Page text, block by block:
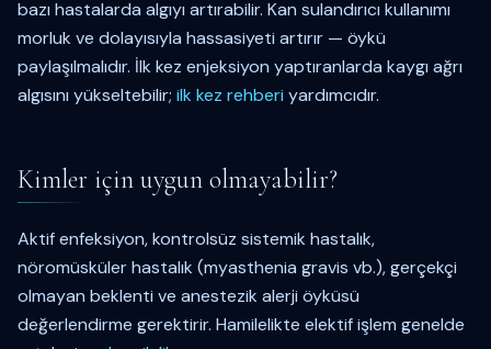
bazı hastalarda algıyı artırabilir. Kan sulandırıcı kullanımı
morluk ve dolayısıyla hassasiyeti artırır — öykü
paylaşılmalıdır. İlk kez enjeksiyon yaptıranlarda kaygı ağrı
algısını yükseltebilir; ilk kez rehberi yardımcıdır.
Kimler için uygun olmayabilir?
Aktif enfeksiyon, kontrolsüz sistemik hastalık,
nöromüsküler hastalık (myasthenia gravis vb.), gerçekçi
olmayan beklenti ve anestezik alerji öyküsü
değerlendirme gerektirir. Hamilelikte elektif işlem genelde